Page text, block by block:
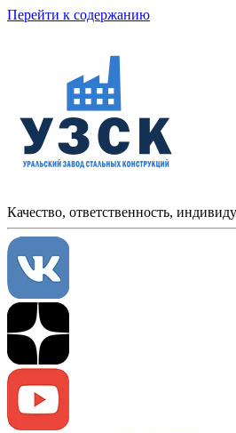
Перейти к содержанию
Качество, ответственность,